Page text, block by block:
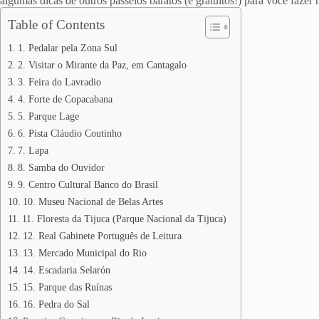
Table of Contents
1. Pedalar pela Zona Sul
2. Visitar o Mirante da Paz, em Cantagalo
3. Feira do Lavradio
4. Forte de Copacabana
5. Parque Lage
6. Pista Cláudio Coutinho
7. Lapa
8. Samba do Ouvidor
9. Centro Cultural Banco do Brasil
10. Museu Nacional de Belas Artes
11. Floresta da Tijuca (Parque Nacional da Tijuca)
12. Real Gabinete Português de Leitura
13. Mercado Municipal do Rio
14. Escadaria Selarón
15. Parque das Ruínas
16. Pedra do Sal